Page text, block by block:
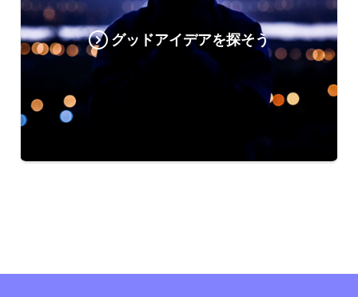
グッドアイデアを探そう